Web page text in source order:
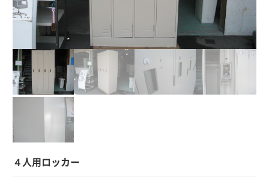
４人用ロッカー